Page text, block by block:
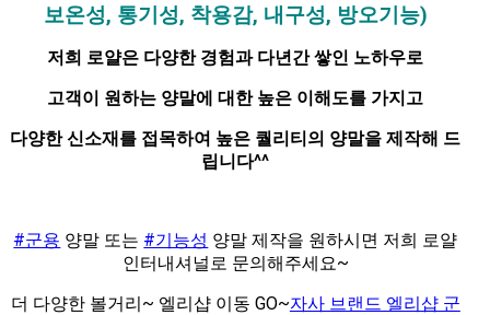
보온성, 통기성, 착용감, 내구성, 방오기능)
저희 로얄은 다양한 경험과 다년간 쌓인 노하우로
고객이 원하는 양말에 대한 높은 이해도를 가지고
다양한 신소재를 접목하여 높은 퀄리티의 양말을 제작해 드
립니다^^
#군용 양말 또는 #기능성 양말 제작을 원하시면 저희 로얄
인터내셔널로 문의해주세요~
더 다양한 볼거리~ 엘리샵 이동 GO~자사 브랜드 엘리샵 군